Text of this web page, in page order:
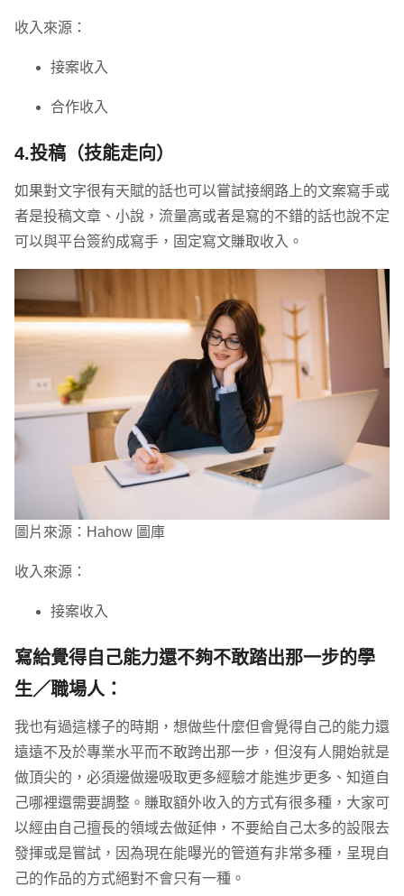
收入來源：
接案收入
合作收入
4.投稿（技能走向）
如果對文字很有天賦的話也可以嘗試接網路上的文案寫手或
者是投稿文章、小說，流量高或者是寫的不錯的話也說不定
可以與平台簽約成寫手，固定寫文賺取收入。
圖片來源：Hahow 圖庫
收入來源：
接案收入
寫給覺得自己能力還不夠不敢踏出那一步的學
生／職場人：
我也有過這樣子的時期，想做些什麼但會覺得自己的能力還
遠遠不及於專業水平而不敢跨出那一步，但沒有人開始就是
做頂尖的，必須邊做邊吸取更多經驗才能進步更多、知道自
己哪裡還需要調整。賺取額外收入的方式有很多種，大家可
以經由自己擅長的領域去做延伸，不要給自己太多的設限去
發揮或是嘗試，因為現在能曝光的管道有非常多種，呈現自
己的作品的方式絕對不會只有一種。